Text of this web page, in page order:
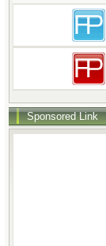
Sponsored Link